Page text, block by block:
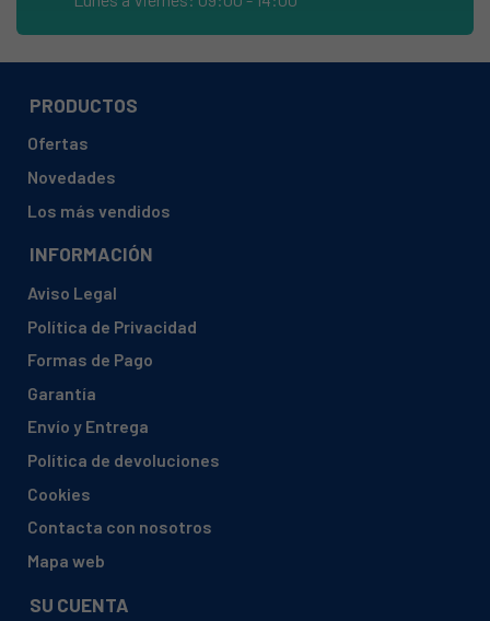
ARCELIK, DNM11KG14DB13-TURB1XE621411 B1
ARCELIK, DNM9KGB13BESTL12-TURB1XL12B13B
ARCELIK, DNMB13M12DC-MAL B1 XM12 B13BES
ARCELIK, DWD 317
ARCELIK, EWF 9141 IA
ARCELIK, WMA8168LB1
PRODUCTOS
Ofertas
Novedades
Los más vendidos
INFORMACIÓN
Aviso Legal
Política de Privacidad
Formas de Pago
Garantía
Envío y Entrega
Política de devoluciones
Cookies
Contacta con nosotros
Mapa web
SU CUENTA